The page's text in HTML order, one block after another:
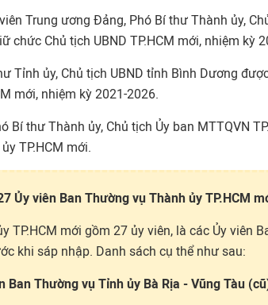
Trung ương Đảng, Phó Bí thư Thành ủy,
chức Chủ tịch UBND TP.HCM mới, nhiệm kỳ
Tỉnh ủy, Chủ tịch UBND tỉnh Bình Dương
mới, nhiệm kỳ 2021-2026.
Bí thư Thành ủy, Chủ tịch Ủy ban MTTQVN
TP.HCM mới.
Ủy viên Ban Thường vụ Thành ủy TP.HCM
TP.HCM mới gồm 27 ủy viên, là các Ủy viên
khi sáp nhập. Danh sách cụ thể như sau:
Ban Thường vụ Tỉnh ủy Bà Rịa - Vũng Tàu